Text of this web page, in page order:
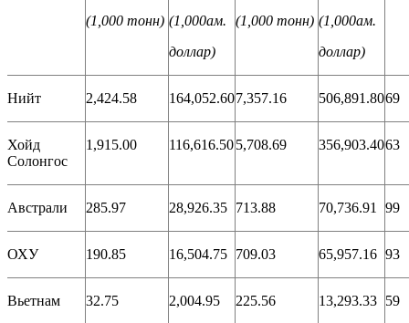
(1,000 тонн) (1,000ам.
доллар)
(1,000 тонн) (1,000ам.
доллар)
Нийт 2,424.58 164,052.607,357.16 506,891.8069
Хойд
Солонгос
1,915.00 116,616.505,708.69 356,903.4063
Австрали 285.97 28,926.35 713.88 70,736.91 99
ОХУ 190.85 16,504.75 709.03 65,957.16 93
Вьетнам 32.75 2,004.95 225.56 13,293.33 59